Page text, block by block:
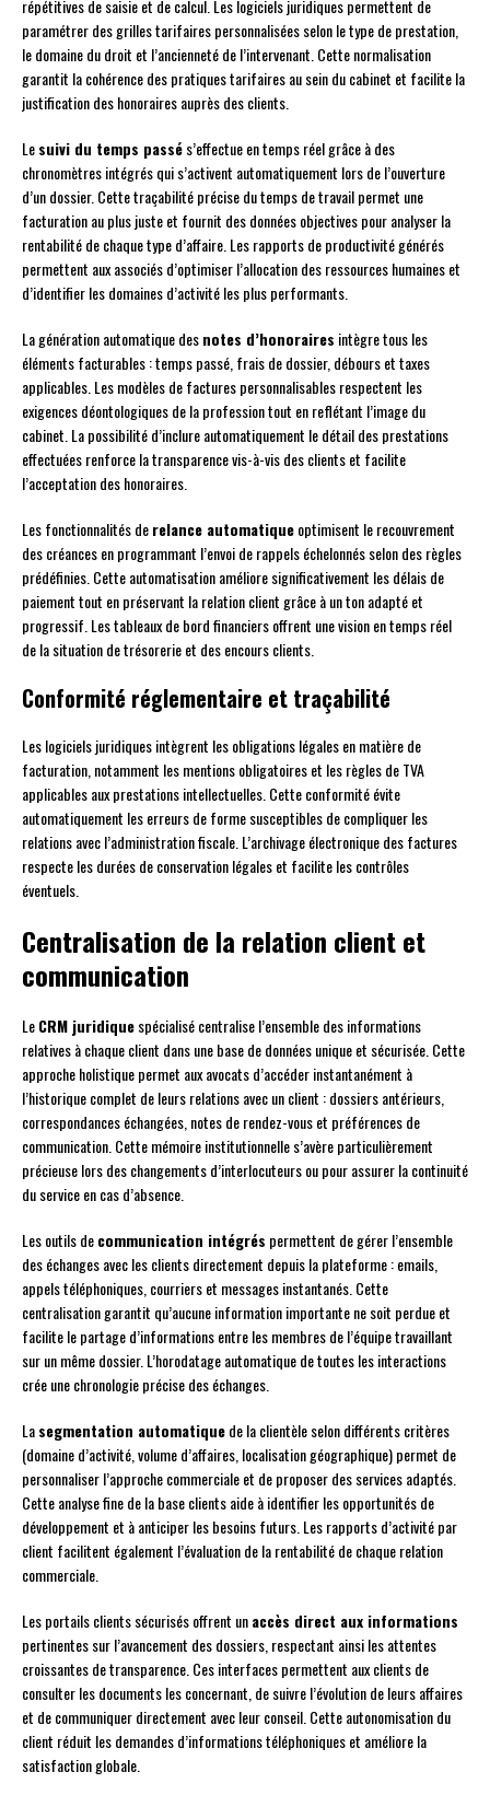
répétitives de saisie et de calcul. Les logiciels juridiques permettent de
paramétrer des grilles tarifaires personnalisées selon le type de prestation,
le domaine du droit et l’ancienneté de l’intervenant. Cette normalisation
garantit la cohérence des pratiques tarifaires au sein du cabinet et facilite la
justification des honoraires auprès des clients.
Lesuivi du temps passés’effectue en temps réel grâce à des
chronomètres intégrés qui s’activent automatiquement lors de l’ouverture
d’un dossier. Cette traçabilité précise du temps de travail permet une
facturation au plus juste et fournit des données objectives pour analyser la
rentabilité de chaque type d’affaire. Les rapports de productivité générés
permettent aux associés d’optimiser l’allocation des ressources humaines et
d’identifier les domaines d’activité les plus performants.
La génération automatique desnotes d’honoraires intègre tous les
éléments facturables : temps passé, frais de dossier, débours et taxes
applicables. Les modèles de factures personnalisables respectent les
exigences déontologiques de la profession tout en reflétant l’image du
cabinet. La possibilité d’inclure automatiquement le détail des prestations
effectuées renforce la transparence vis-à-vis des clients et facilite
l’acceptation des honoraires.
Les fonctionnalités derelance automatiqueoptimisent le recouvrement
des créances en programmant l’envoi de rappels échelonnés selon des règles
prédéfinies. Cette automatisation améliore significativement les délais de
paiement tout en préservant la relation client grâce à un ton adapté et
progressif. Les tableaux de bord financiers offrent une vision en temps réel
de la situation de trésorerie et des encours clients.
Conformité réglementaire et traçabilité
Les logiciels juridiques intègrent les obligations légales en matière de
facturation, notamment les mentions obligatoires et les règles de TVA
applicables aux prestations intellectuelles. Cette conformité évite
automatiquement les erreurs de forme susceptibles de compliquer les
relations avec l’administration fiscale. L’archivage électronique des factures
respecte les durées de conservation légales et facilite les contrôles
éventuels.
Centralisation de la relation client et
communication
LeCRM juridiquespécialisé centralise l’ensemble des informations
relatives à chaque client dans une base de données unique et sécurisée. Cette
approche holistique permet aux avocats d’accéder instantanément à
l’historique complet de leurs relations avec un client : dossiers antérieurs,
correspondances échangées, notes de rendez-vous et préférences de
communication. Cette mémoire institutionnelle s’avère particulièrement
précieuse lors des changements d’interlocuteurs ou pour assurer la continuité
du service en cas d’absence.
Les outils decommunication intégrés permettent de gérer l’ensemble
des échanges avec les clients directement depuis la plateforme : emails,
appels téléphoniques, courriers et messages instantanés. Cette
centralisation garantit qu’aucune information importante ne soit perdue et
facilite le partage d’informations entre les membres de l’équipe travaillant
sur un même dossier. L’horodatage automatique de toutes les interactions
crée une chronologie précise des échanges.
Lasegmentation automatiquede la clientèle selon différents critères
(domaine d’activité, volume d’affaires, localisation géographique) permet de
personnaliser l’approche commerciale et de proposer des services adaptés.
Cette analyse fine de la base clients aide à identifier les opportunités de
développement et à anticiper les besoins futurs. Les rapports d’activité par
client facilitent également l’évaluation de la rentabilité de chaque relation
commerciale.
Les portails clients sécurisés offrent unaccès direct aux informations
pertinentes sur l’avancement des dossiers, respectant ainsi les attentes
croissantes de transparence. Ces interfaces permettent aux clients de
consulter les documents les concernant, de suivre l’évolution de leurs affaires
et de communiquer directement avec leur conseil. Cette autonomisation du
client réduit les demandes d’informations téléphoniques et améliore la
satisfaction globale.